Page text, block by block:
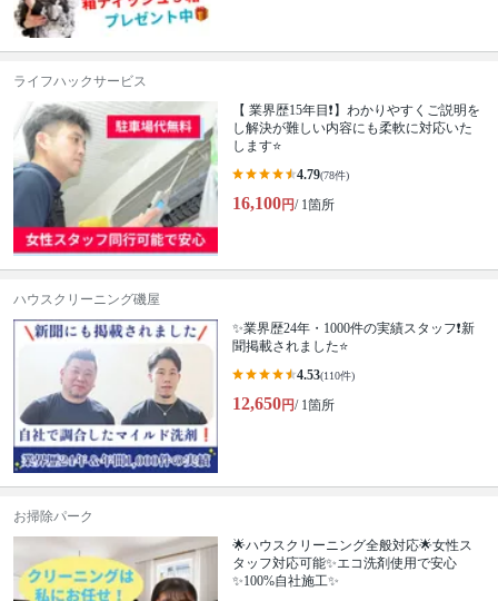
ライフハックサービス
【 業界歴15年目❗️】わかりやすくご説明を
し解決が難しい内容にも柔軟に対応いた
します⭐️
4.79(78件)
16,100円/ 1箇所
ハウスクリーニング磯屋
✨業界歴24年・1000件の実績スタッフ❗️新
聞掲載されました⭐️
4.53(110件)
12,650円/ 1箇所
お掃除パーク
🌟ハウスクリーニング全般対応🌟女性ス
タッフ対応可能✨エコ洗剤使用で安心
✨100%自社施工✨